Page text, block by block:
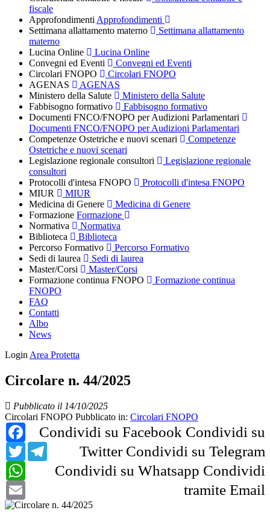
fiscale
Approfondimenti Approfondimenti
Settimana allattamento materno
Settimana allattamento
materno
Lucina Online
Lucina Online
Convegni ed Eventi
Convegni ed Eventi
Circolari FNOPO
Circolari FNOPO
AGENAS
AGENAS
Ministero della Salute
Ministero della Salute
Fabbisogno formativo
Fabbisogno formativo
Documenti FNCO/FNOPO per Audizioni Parlamentari
Documenti FNCO/FNOPO per Audizioni Parlamentari
Competenze Ostetriche e nuovi scenari
Competenze
Ostetriche e nuovi scenari
Legislazione regionale consultori
Legislazione regionale
consultori
Protocolli d'intesa FNOPO
Protocolli d'intesa FNOPO
MIUR
MIUR
Medicina di Genere
Medicina di Genere
Formazione Formazione
Normativa
Normativa
Biblioteca
Biblioteca
Percorso Formativo
Percorso Formativo
Sedi di laurea
Sedi di laurea
Master/Corsi
Master/Corsi
Formazione continua FNOPO
Formazione continua
FNOPO
FAQ
Contatti
Albo
News
Login Area Protetta
Circolare n. 44/2025
Pubblicato il 14/10/2025
Circolari FNOPO Pubblicato in: Circolari FNOPO
Condividi su Facebook
Facebook
Condividi su
Twitter
Twitter Condividi su Telegram
Telegram
Condividi su Whatsapp
WhatsApp
Condividi
tramite Email